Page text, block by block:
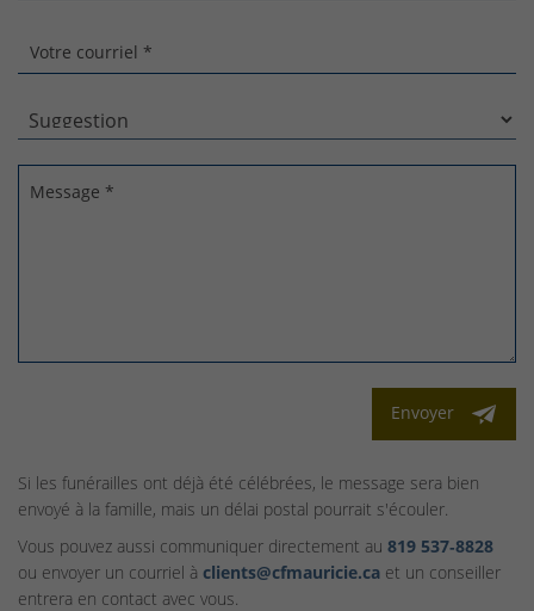
Votre courriel *
Message *
Envoyer
Si les funérailles ont déjà été célébrées, le message sera bien
envoyé à la famille, mais un délai postal pourrait s'écouler.
Vous pouvez aussi communiquer directement au 819 537‑8828
ou envoyer un courriel à clients@cfmauricie.ca et un conseiller
entrera en contact avec vous.